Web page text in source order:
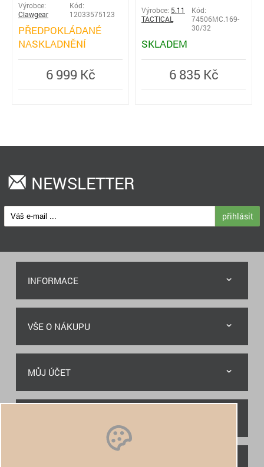
Výrobce:
Clawgear
Kód:
12033575123
PŘEDPOKLÁDANÉ
NASKLADNĚNÍ
6 999 Kč
Výrobce: 5.11
TACTICAL
Kód:
74506MC.169-
30/32
SKLADEM
6 835 Kč
NEWSLETTER
přihlásit
INFORMACE
VŠE O NÁKUPU
MŮJ ÚČET